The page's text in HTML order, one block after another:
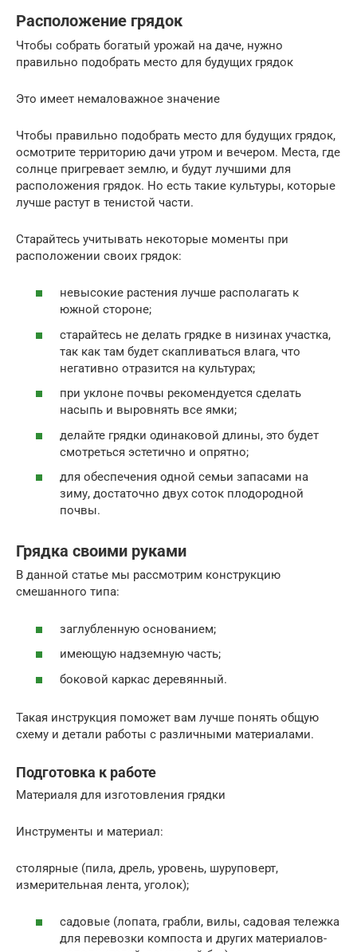
Расположение грядок
Чтобы собрать богатый урожай на даче, нужно
правильно подобрать место для будущих грядок
Это имеет немаловажное значение
Чтобы правильно подобрать место для будущих грядок,
осмотрите территорию дачи утром и вечером. Места, где
солнце пригревает землю, и будут лучшими для
расположения грядок. Но есть такие культуры, которые
лучше растут в тенистой части.
Старайтесь учитывать некоторые моменты при
расположении своих грядок:
невысокие растения лучше располагать к
южной стороне;
старайтесь не делать грядке в низинах участка,
так как там будет скапливаться влага, что
негативно отразится на культурах;
при уклоне почвы рекомендуется сделать
насыпь и выровнять все ямки;
делайте грядки одинаковой длины, это будет
смотреться эстетично и опрятно;
для обеспечения одной семьи запасами на
зиму, достаточно двух соток плодородной
почвы.
Грядка своими руками
В данной статье мы рассмотрим конструкцию
смешанного типа:
заглубленную основанием;
имеющую надземную часть;
боковой каркас деревянный.
Такая инструкция поможет вам лучше понять общую
схему и детали работы с различными материалами.
Подготовка к работе
Материаля для изготовления грядки
Инструменты и материал:
столярные (пила, дрель, уровень, шуруповерт,
измерительная лента, уголок);
садовые (лопата, грабли, вилы, садовая тележка
для перевозки компоста и других материалов-